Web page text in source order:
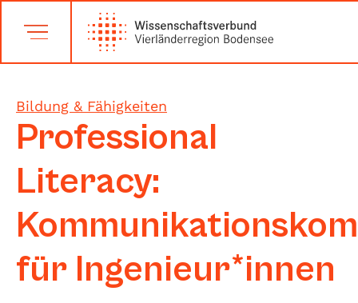
Bildung & Fähigkeiten
Professional
Literacy:
für Ingenieur*innen